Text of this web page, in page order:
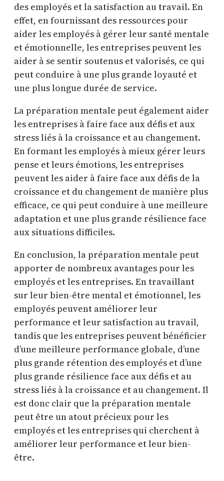
des employés et la satisfaction au travail. En
effet, en fournissant des ressources pour
aider les employés à gérer leur santé mentale
et émotionnelle, les entreprises peuvent les
aider à se sentir soutenus et valorisés, ce qui
peut conduire à une plus grande loyauté et
une plus longue durée de service.
La préparation mentale peut également aider
les entreprises à faire face aux défis et aux
stress liés à la croissance et au changement.
En formant les employés à mieux gérer leurs
pense et leurs émotions, les entreprises
peuvent les aider à faire face aux défis de la
croissance et du changement de manière plus
efficace, ce qui peut conduire à une meilleure
adaptation et une plus grande résilience face
aux situations difficiles.
En conclusion, la préparation mentale peut
apporter de nombreux avantages pour les
employés et les entreprises. En travaillant
sur leur bien-être mental et émotionnel, les
employés peuvent améliorer leur
performance et leur satisfaction au travail,
tandis que les entreprises peuvent bénéficier
d’une meilleure performance globale, d’une
plus grande rétention des employés et d’une
plus grande résilience face aux défis et au
stress liés à la croissance et au changement. Il
est donc clair que la préparation mentale
peut être un atout précieux pour les
employés et les entreprises qui cherchent à
améliorer leur performance et leur bien-
être.